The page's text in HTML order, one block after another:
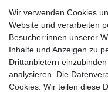
Material:
95% Baumwolle
5% Elasthan
Wir
Wir verwenden Cookies
Website und verarbeiten
Besucher:innen unserer
Inhalte und Anzeigen zu
Drittanbietern
analysieren. Die
Cookies. Wir teilen diese